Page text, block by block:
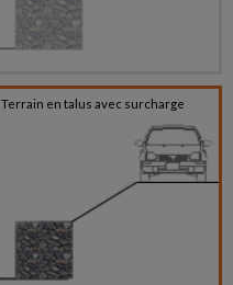
Terrain en talus avec surcharge